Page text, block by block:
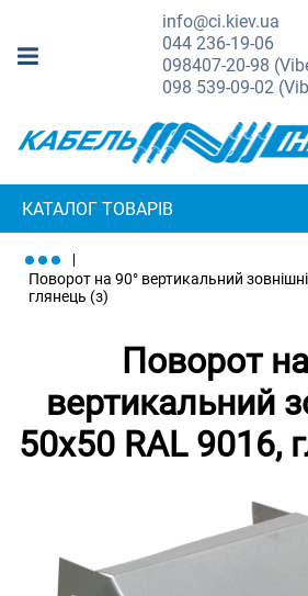
info@ci.kiev.ua
044236-19-06
098407-20-98
098 539-09-02
КАТАЛОГ ТОВАРІВ
Поворот на 90° вертикальний
глянець (з)
Поворот
вертикальний
50х50 RAL 9016,